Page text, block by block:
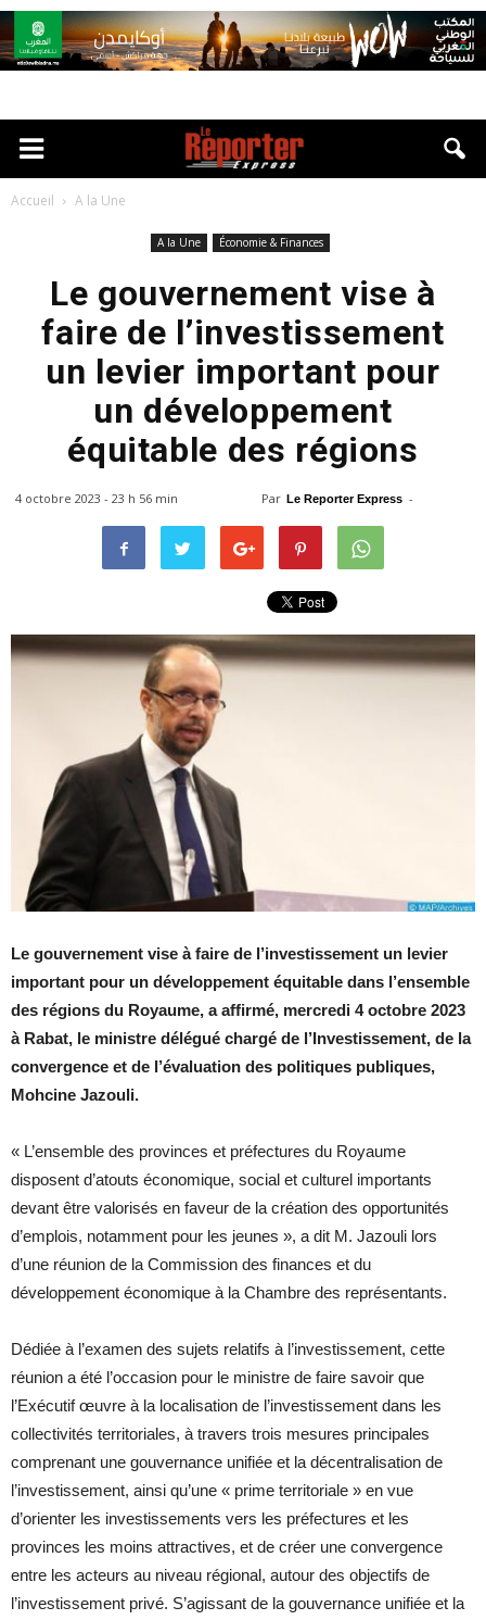
Accueil A la Une
A la Une Économie & Finances
Le gouvernement vise à
faire de l’investissement
un levier important pour
un développement
équitable des régions
Par Le Reporter Express -
4 octobre 2023 - 23 h 56 min
Le gouvernement vise à faire de l’investissement un levier
important pour un développement équitable dans l’ensemble
des régions du Royaume, a affirmé, mercredi 4 octobre 2023
à Rabat, le ministre délégué chargé de l’Investissement, de la
convergence et de l’évaluation des politiques publiques,
Mohcine Jazouli.
« L’ensemble des provinces et préfectures du Royaume
disposent d’atouts économique, social et culturel importants
devant être valorisés en faveur de la création des opportunités
d’emplois, notamment pour les jeunes », a dit M. Jazouli lors
d’une réunion de la Commission des finances et du
développement économique à la Chambre des représentants.
Dédiée à l’examen des sujets relatifs à l’investissement, cette
réunion a été l’occasion pour le ministre de faire savoir que
l’Exécutif œuvre à la localisation de l’investissement dans les
collectivités territoriales, à travers trois mesures principales
comprenant une gouvernance unifiée et la décentralisation de
l’investissement, ainsi qu’une « prime territoriale » en vue
d’orienter les investissements vers les préfectures et les
provinces les moins attractives, et de créer une convergence
entre les acteurs au niveau régional, autour des objectifs de
l’investissement privé. S’agissant de la gouvernance unifiée et la